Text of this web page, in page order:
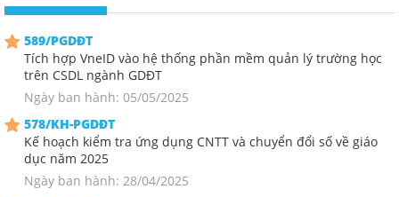
589/PGDĐT
Tích hợp VneID vào hệ thống phần mềm quản lý trường học
trên CSDL ngành GDĐT
Ngày ban hành: 05/05/2025
578/KH-PGDĐT
Kế hoạch kiểm tra ứng dụng CNTT và chuyển đổi số về giáo
dục năm 2025
Ngày ban hành: 28/04/2025